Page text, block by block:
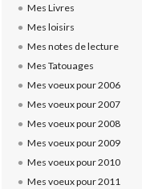
Mes Livres
Mes loisirs
Mes notes de lecture
Mes Tatouages
Mes voeux pour 2006
Mes voeux pour 2007
Mes voeux pour 2008
Mes voeux pour 2009
Mes voeux pour 2010
Mes voeux pour 2011